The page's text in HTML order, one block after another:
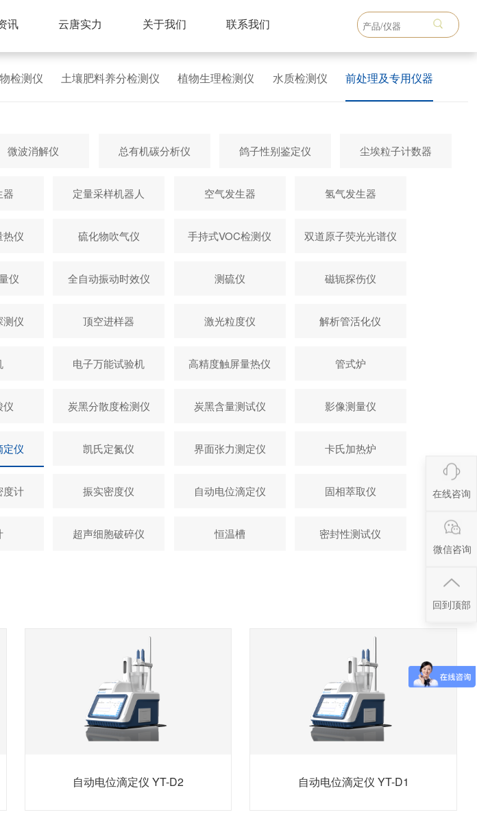
讯 云唐实力 关于我们 联系我们
检测仪 土壤肥料养分检测仪 植物生理检测仪 水质检测仪 前处理及专用仪器
微波消解仪 总有机碳分析仪 鸽子性别鉴定仪 尘埃粒子计数器
器 定量采样机器人 空气发生器 氢气发生器
热仪 硫化物吹气仪 手持式VOC检测仪 双道原子荧光光谱仪
仪 全自动振动时效仪 测硫仪 磁轭探伤仪
测仪 顶空进样器 激光粒度仪 解析管活化仪
电子万能试验机 高精度触屏量热仪 管式炉
仪 炭黑分散度检测仪 炭黑含量测试仪 影像测量仪
定仪 凯氏定氮仪 界面张力测定仪 卡氏加热炉
度计 振实密度仪 自动电位滴定仪 固相萃取仪
超声细胞破碎仪 恒温槽 密封性测试仪
自动电位滴定仪 YT-D2 自动电位滴定仪 YT-D1
在线咨询
微信咨询
回到顶部